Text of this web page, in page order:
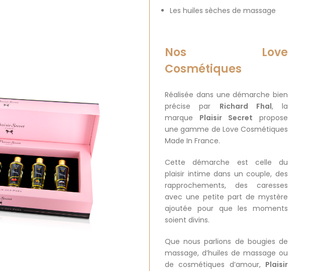
Les huiles sèches de massage
Nos Love
Cosmétiques
Réalisée dans une démarche bien
précise par Richard Fhal, la
marque Plaisir Secret propose
une gamme de Love Cosmétiques
Made In France.
Cette démarche est celle du
plaisir intime dans un couple, des
rapprochements, des caresses
avec une petite part de mystère
ajoutée pour que les moments
soient divins.
Que nous parlions de bougies de
massage, d’huiles de massage ou
decosmétiques d’amour, Plaisir